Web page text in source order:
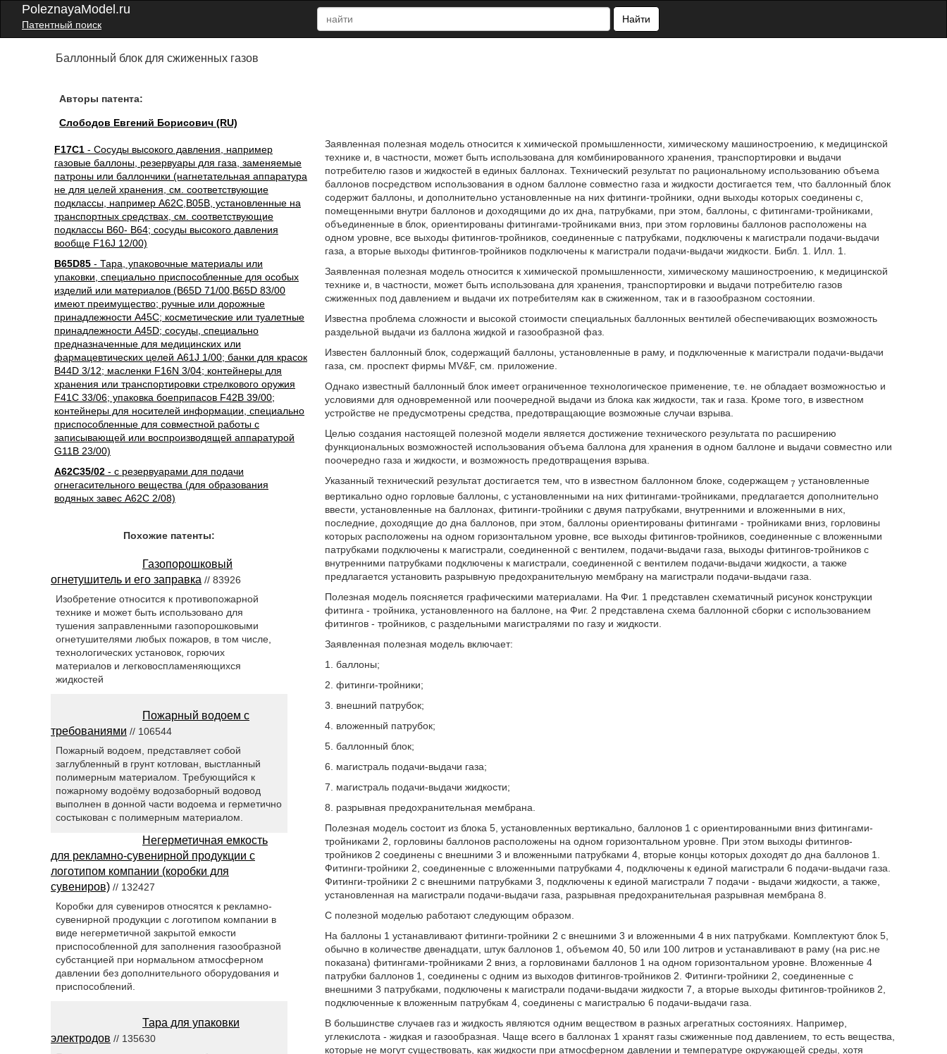
PoleznayaModel.ru
Патентный поиск
Найти
Баллонный блок для сжиженных газов
Авторы патента:
Слободов Евгений Борисович (RU)
F17C1 - Сосуды высокого давления, например
газовые баллоны, резервуары для газа, заменяемые
патроны или баллончики (нагнетательная аппаратура
не для целей хранения, см. соответствующие
подклассы, например A62C,B05B, установленные на
транспортных средствах, см. соответствующие
подклассы B60- B64; сосуды высокого давления
вообще F16J 12/00)
B65D85 - Тара, упаковочные материалы или
упаковки, специально приспособленные для особых
изделий или материалов (B65D 71/00,B65D 83/00
имеют преимущество; ручные или дорожные
принадлежности A45C; косметические или туалетные
принадлежности A45D; сосуды, специально
предназначенные для медицинских или
фармацевтических целей A61J 1/00; банки для красок
B44D 3/12; масленки F16N 3/04; контейнеры для
хранения или транспортировки стрелкового оружия
F41C 33/06; упаковка боеприпасов F42B 39/00;
контейнеры для носителей информации, специально
приспособленные для совместной работы с
записывающей или воспроизводящей аппаратурой
G11B 23/00)
A62C35/02 - с резервуарами для подачи
огнегасительного вещества (для образования
водяных завес A62C 2/08)
Заявленная полезная модель относится к химической промышленности, химическому машиностроению, к медицинской
технике и, в частности, может быть использована для комбинированного хранения, транспортировки и выдачи
потребителю газов и жидкостей в единых баллонах. Технический результат по рациональному использованию объема
баллонов посредством использования в одном баллоне совместно газа и жидкости достигается тем, что баллонный блок
содержит баллоны, и дополнительно установленные на них фитинги-тройники, одни выходы которых соединены с,
помещенными внутри баллонов и доходящими до их дна, патрубками, при этом, баллоны, с фитингами-тройниками,
объединенные в блок, ориентированы фитингами-тройниками вниз, при этом горловины баллонов расположены на
одном уровне, все выходы фитингов-тройников, соединенные с патрубками, подключены к магистрали подачи-выдачи
газа, а вторые выходы фитингов-тройников подключены к магистрали подачи-выдачи жидкости. Библ. 1. Илл. 1.
Заявленная полезная модель относится к химической промышленности, химическому машиностроению, к медицинской
технике и, в частности, может быть использована для хранения, транспортировки и выдачи потребителю газов
сжиженных под давлением и выдачи их потребителям как в сжиженном, так и в газообразном состоянии.
Известна проблема сложности и высокой стоимости специальных баллонных вентилей обеспечивающих возможность
раздельной выдачи из баллона жидкой и газообразной фаз.
Известен баллонный блок, содержащий баллоны, установленные в раму, и подключенные к магистрали подачи-выдачи
газа, см. проспект фирмы MV&F, см. приложение.
Однако известный баллонный блок имеет ограниченное технологическое применение, т.е. не обладает возможностью и
условиями для одновременной или поочередной выдачи из блока как жидкости, так и газа. Кроме того, в известном
устройстве не предусмотрены средства, предотвращающие возможные случаи взрыва.
Целью создания настоящей полезной модели является достижение технического результата по расширению
функциональных возможностей использования объема баллона для хранения в одном баллоне и выдачи совместно или
поочередно газа и жидкости, и возможность предотвращения взрыва.
Указанный технический результат достигается тем, что в известном баллонном блоке, содержащем 7 установленные
вертикально одно горловые баллоны, с установленными на них фитингами-тройниками, предлагается дополнительно
ввести, установленные на баллонах, фитинги-тройники с двумя патрубками, внутренними и вложенными в них,
последние, доходящие до дна баллонов, при этом, баллоны ориентированы фитингами - тройниками вниз, горловины
которых расположены на одном горизонтальном уровне, все выходы фитингов-тройников, соединенные с вложенными
патрубками подключены к магистрали, соединенной с вентилем, подачи-выдачи газа, выходы фитингов-тройников с
внутренними патрубками подключены к магистрали, соединенной с вентилем подачи-выдачи жидкости, а также
предлагается установить разрывную предохранительную мембрану на магистрали подачи-выдачи газа.
Полезная модель поясняется графическими материалами. На Фиг. 1 представлен схематичный рисунок конструкции
фитинга - тройника, установленного на баллоне, на Фиг. 2 представлена схема баллонной сборки с использованием
фитингов - тройников, с раздельными магистралями по газу и жидкости.
Заявленная полезная модель включает:
1. баллоны;
2. фитинги-тройники;
3. внешний патрубок;
4. вложенный патрубок;
5. баллонный блок;
6. магистраль подачи-выдачи газа;
7. магистраль подачи-выдачи жидкости;
8. разрывная предохранительная мембрана.
Полезная модель состоит из блока 5, установленных вертикально, баллонов 1 с ориентированными вниз фитингами-
тройниками 2, горловины баллонов расположены на одном горизонтальном уровне. При этом выходы фитингов-
тройников 2 соединены с внешними 3 и вложенными патрубками 4, вторые концы которых доходят до дна баллонов 1.
Фитинги-тройники 2, соединенные с вложенными патрубками 4, подключены к единой магистрали 6 подачи-выдачи газа.
Фитинги-тройники 2 с внешними патрубками 3, подключены к единой магистрали 7 подачи - выдачи жидкости, а также,
установленная на магистрали подачи-выдачи газа, разрывная предохранительная разрывная мембрана 8.
С полезной моделью работают следующим образом.
На баллоны 1 устанавливают фитинги-тройники 2 с внешними 3 и вложенными 4 в них патрубками. Комплектуют блок 5,
обычно в количестве двенадцати, штук баллонов 1, объемом 40, 50 или 100 литров и устанавливают в раму (на рис.не
показана) фитингами-тройниками 2 вниз, а горловинами баллонов 1 на одном горизонтальном уровне. Вложенные 4
патрубки баллонов 1, соединены с одним из выходов фитингов-тройников 2. Фитинги-тройники 2, соединенные с
внешними 3 патрубками, подключены к магистрали подачи-выдачи жидкости 7, а вторые выходы фитингов-тройников 2,
подключенные к вложенным патрубкам 4, соединены с магистралью 6 подачи-выдачи газа.
В большинстве случаев газ и жидкость являются одним веществом в разных агрегатных состояниях. Например,
углекислота - жидкая и газообразная. Чаще всего в баллонах 1 хранят газы сжиженные под давлением, то есть вещества,
которые не могут существовать, как жидкости при атмосферном давлении и температуре окружающей среды, хотя
Похожие патенты:
Газопорошковый
огнетушитель и его заправка // 83926
Изобретение относится к противопожарной
технике и может быть использовано для
тушения заправленными газопорошковыми
огнетушителями любых пожаров, в том числе,
технологических установок, горючих
материалов и легковоспламеняющихся
жидкостей
Пожарный водоем с
требованиями // 106544
Пожарный водоем, представляет собой
заглубленный в грунт котлован, выстланный
полимерным материалом. Требующийся к
пожарному водоёму водозаборный водовод
выполнен в донной части водоема и герметично
состыкован с полимерным материалом.
Негерметичная емкость
для рекламно-сувенирной продукции с
логотипом компании (коробки для
сувениров) // 132427
Коробки для сувениров относятся к рекламно-
сувенирной продукции с логотипом компании в
виде негерметичной закрытой емкости
приспособленной для заполнения газообразной
субстанцией при нормальном атмосферном
давлении без дополнительного оборудования и
приспособлений.
Тара для упаковки
электродов // 135630